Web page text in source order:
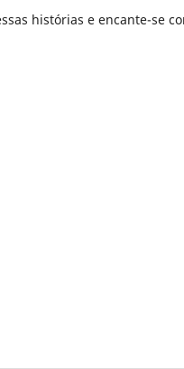
histórias e encante-se